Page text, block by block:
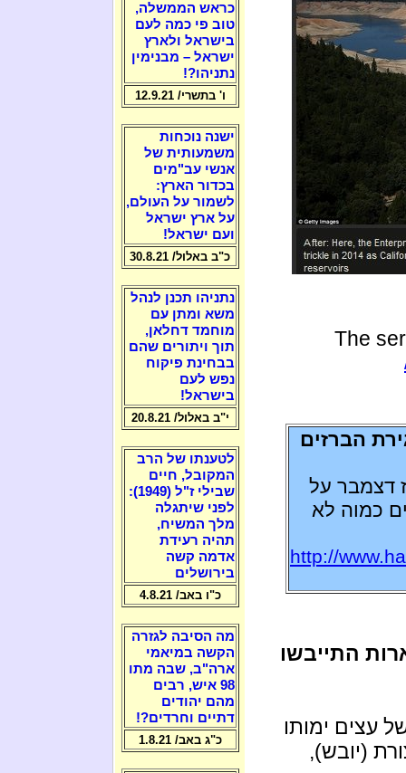
The
הברזים
דצמבר על
כמוה לא
http://
התייבשו
עצים ימותו
חום, בצורת (יובש),
כראש הממשלה,
טוב פי כמה לעם
בישראל ולארץ
ישראל – מבנימין
נתניהו?!
ו' בתשרי/ 12.9.21
ישנה נוכחות
משמעותית של
אנשי עב"מים
בכדור הארץ:
לשמור על העולם,
על ארץ ישראל
ועם ישראל!
כ"ב באלול/ 30.8.21
נתניהו תכנן לנהל
משא ומתן עם
מוחמד דחלאן,
תוך ויתורים שהם
בבחינת פיקוח
נפש לעם
בישראל!
י"ב באלול/ 20.8.21
לטענתו של הרב
המקובל, חיים
שבילי ז"ל (1949):
לפני שיתגלה
מלך המשיח,
תהיה רעידת
אדמה קשה
בירושלים
כ"ו באב/ 4.8.21
מה הסיבה לגזרה
הקשה במיאמי
ארה"ב, שבה מתו
98 איש, רבים
מהם יהודים
דתיים וחרדים?!
כ"ג באב/ 1.8.21